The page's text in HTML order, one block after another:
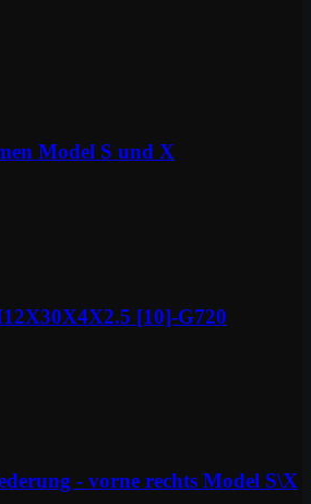
Model S und X
[10]-G720
- vorne rechts Model S\X